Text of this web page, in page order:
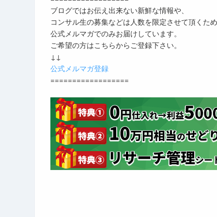
ブログではお伝え出来ない新鮮な情報や、
コンサル生の募集などは人数を限定させて頂くため
公式メルマガでのみお届けしています。
ご希望の方はこちらからご登録下さい。
↓↓
公式メルマガ登録
==================